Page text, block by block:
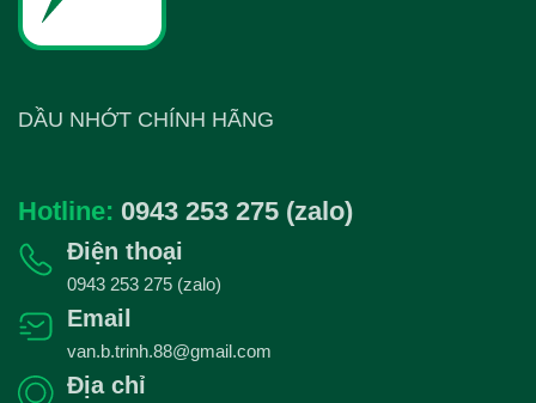
DẦU NHỚT CHÍNH HÃNG
Hotline: 0943 253 275 (zalo)
Điện thoại
0943 253 275 (zalo)
Email
van.b.trinh.88@gmail.com
Địa chỉ